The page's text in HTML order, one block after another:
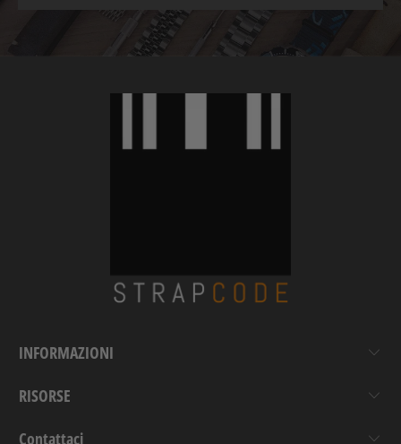
INFORMAZIONI
RISORSE
Contattaci